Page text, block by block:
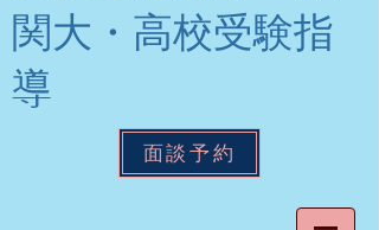
関大・高校受験指
導
面談予約